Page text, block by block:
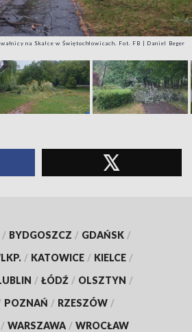
na Skałce w Świętochłowicach. Fot. FB | Daniel Beger
/ BYDGOSZCZ / GDAŃSK /
/ KATOWICE / KIELCE /
/ ŁÓDŹ / OLSZTYN /
POZNAŃ / RZESZÓW /
/ WARSZAWA / WROCŁAW